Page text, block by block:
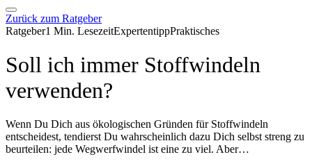
Zurück zum Ratgeber
Ratgeber1 Min. LesezeitExpertentippPraktisches
Soll ich immer Stoffwindeln
verwenden?
Wenn Du Dich aus ökologischen Gründen für Stoffwindeln
entscheidest, tendierst Du wahrscheinlich dazu Dich selbst streng zu
beurteilen: jede Wegwerfwindel ist eine zu viel. Aber…